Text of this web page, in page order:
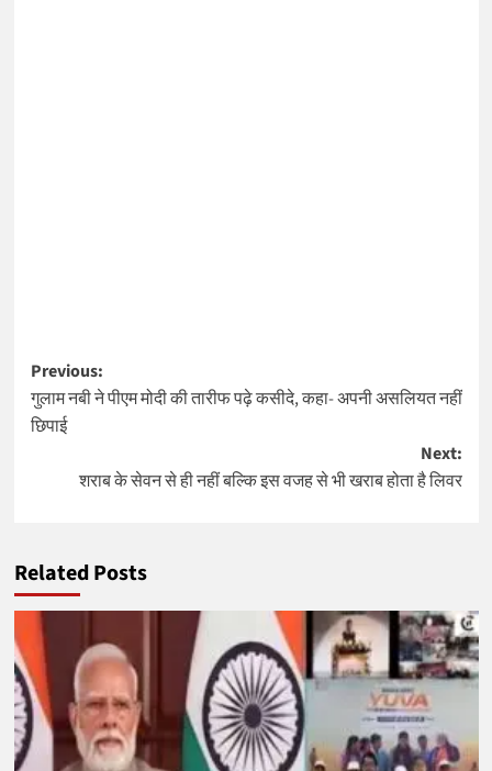
Post
navigation
Previous:
गुलाम नबी ने पीएम मोदी की तारीफ पढ़े कसीदे, कहा- अपनी असलियत नहीं
छिपाई
Next:
शराब के सेवन से ही नहीं बल्कि इस वजह से भी खराब होता है लिवर
Related Posts